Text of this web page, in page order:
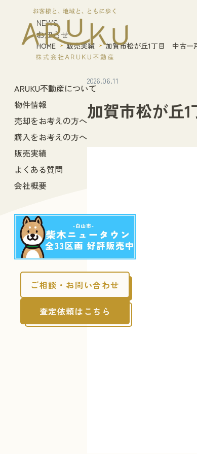
ARUKU不動産について
物件情報
売却をお考えの方へ
購入をお考えの方へ
販売実績
よくある質問
会社概要
ご相談・お問い合わせ
査定依頼はこちら
NEWS
お知らせ
HOME 販売実績 加賀市松が丘1丁目 中古一
2026.06.11
加賀市松が丘